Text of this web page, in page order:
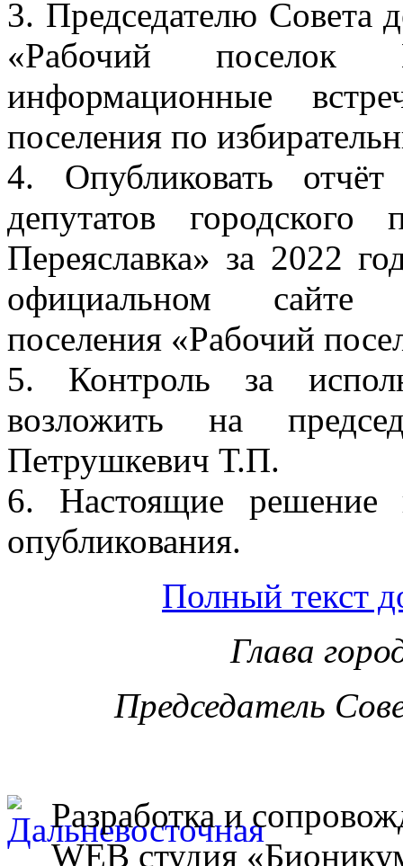
3. Председателю Совета
«Рабочий поселок
информационные
поселения по
4. Опубликовать
депутатов городского
Переяславка» за 2022
официальном сайте
поселения «Рабочий
5. Контроль за
возложить на
Петрушкевич Т.П.
6. Настоящие решение
опубликования.
Полный текст
Глава
Председатель
Разработка и
WEB студия